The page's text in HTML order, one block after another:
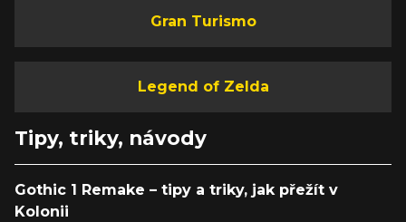
Gran Turismo
Legend of Zelda
Tipy, triky, návody
Gothic 1 Remake – tipy a triky, jak přežít v
Kolonii